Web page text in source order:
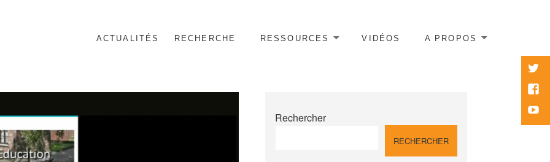
ACTUALITÉS RECHERCHE RESSOURCES VIDÉOS A PROPOS
Rechercher
RECHERCHER